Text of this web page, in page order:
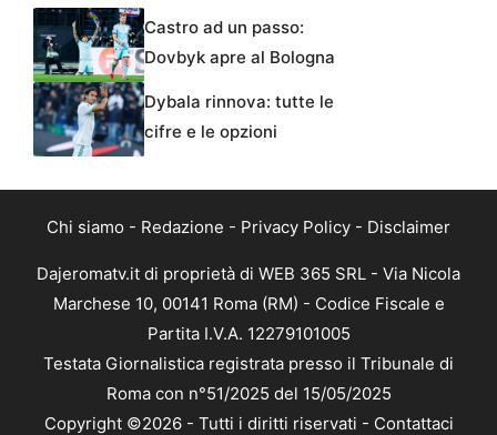
Castro ad un passo:
Dovbyk apre al Bologna
Dybala rinnova: tutte le
cifre e le opzioni
Chi siamo - Redazione - Privacy Policy - Disclaimer
Dajeromatv.it di proprietà di WEB 365 SRL - Via Nicola
Marchese 10, 00141 Roma (RM) - Codice Fiscale e
Partita I.V.A. 12279101005
Testata Giornalistica registrata presso il Tribunale di
Roma con n°51/2025 del 15/05/2025
Copyright ©2026 - Tutti i diritti riservati - Contattaci